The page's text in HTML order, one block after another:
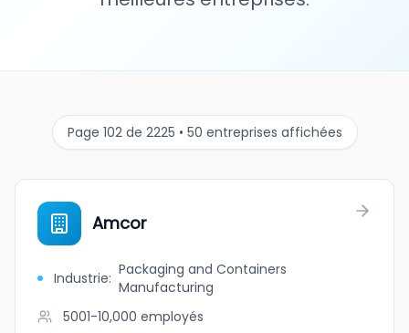
Page 102 de 2225 • 50 entreprises affichées
Amcor
Industrie: Packaging and Containers
Manufacturing
5001-10,000 employés